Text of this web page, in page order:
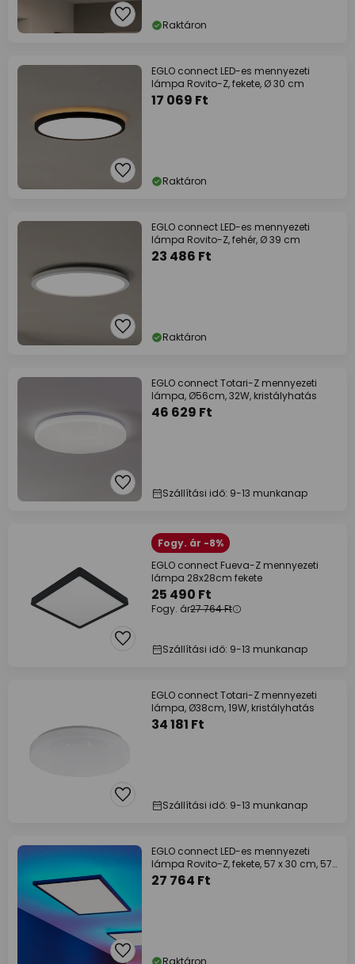
Raktáron
EGLO connect LED-es mennyezeti
lámpa Rovito-Z, fekete, Ø 30 cm
17 069 Ft
Raktáron
EGLO connect LED-es mennyezeti
lámpa Rovito-Z, fehér, Ø 39 cm
23 486 Ft
Raktáron
EGLO connect Totari-Z mennyezeti
lámpa, Ø56cm, 32W, kristályhatás
46 629 Ft
Szállítási idő: 9-13 munkanap
Fogy. ár -8%
EGLO connect Fueva-Z mennyezeti
lámpa 28x28cm fekete
25 490 Ft
Fogy. ár27 764 Ft
Szállítási idő: 9-13 munkanap
EGLO connect Totari-Z mennyezeti
lámpa, Ø38cm, 19W, kristályhatás
34 181 Ft
Szállítási idő: 9-13 munkanap
EGLO connect LED-es mennyezeti
lámpa Rovito-Z, fekete, 57 x 30 cm, 57
x 30 cm
27 764 Ft
Raktáron